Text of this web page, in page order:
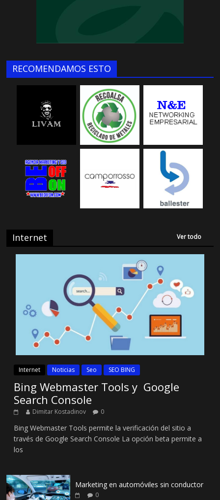
RECOMENDAMOS ESTO
Internet Ver todo
Internet Noticias Seo SEO BING
Bing Webmaster Tools y Google
Search Console
Dimitar Kostadinov 0
Bing Webmaster Tools permite la verificación del sitio a
través de Google Search Console La opción beta permite a
los
Marketing en automóviles sin conductor
0